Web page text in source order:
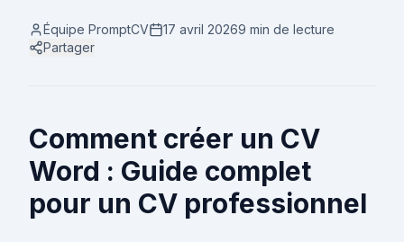
Équipe PromptCV 17 avril 20269 min de lecture
Partager
Comment créer un CV
Word : Guide complet
pour un CV professionnel